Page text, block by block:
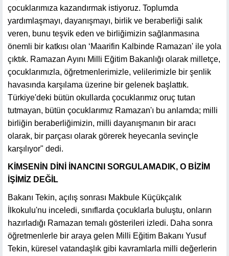
çocuklarımıza kazandırmak istiyoruz. Toplumda
yardımlaşmayı, dayanışmayı, birlik ve beraberliği salık
veren, bunu teşvik eden ve birliğimizin sağlanmasına
önemli bir katkısı olan ‘Maarifin Kalbinde Ramazan' ile yola
çıktık. Ramazan Ayını Milli Eğitim Bakanlığı olarak milletçe,
çocuklarımızla, öğretmenlerimizle, velilerimizle bir şenlik
havasında karşılama üzerine bir gelenek başlattık.
Türkiye'deki bütün okullarda çocuklarımız oruç tutan
tutmayan, bütün çocuklarımız Ramazan'ı bu anlamda; milli
birliğin beraberliğimizin, milli dayanışmanın bir aracı
olarak, bir parçası olarak görerek heyecanla sevinçle
karşılıyor" dedi.
KİMSENİN DİNİ İNANCINI SORGULAMADIK, O BİZİM
İŞİMİZ DEĞİL
Bakanı Tekin, açılış sonrası Makbule Küçükçalık
İlkokulu'nu inceledi, sınıflarda çocuklarla buluştu, onların
hazırladığı Ramazan temalı gösterileri izledi. Daha sonra
öğretmenlerle bir araya gelen Milli Eğitim Bakanı Yusuf
Tekin, küresel vatandaşlık gibi kavramlarla milli değerlerin